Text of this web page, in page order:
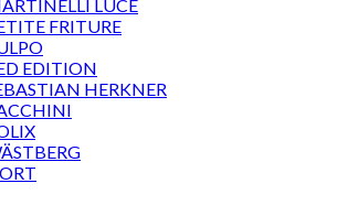
LUCE
FRITURE
EDITION
HERKNER